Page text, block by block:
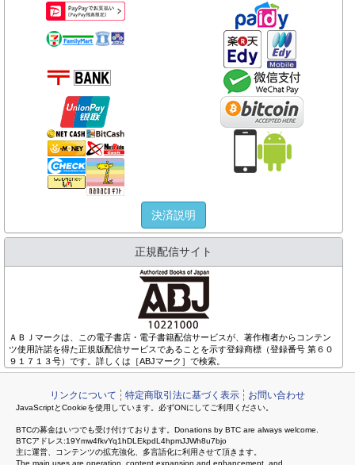
決済説明
正規配信サイト
ＡＢＪマークは、この電子書店・電子書籍配信サービスが、著作権者からコンテン
ツ使用許諾を得た正規版配信サービスであることを示す登録商標（登録番号 第６０
９１７１３号）です。詳しくは［ABJマーク］で検索。
リンクについて 特定商取引法に基づく表示 お問い合わせ
JavaScriptとCookieを使用しています。必ずONにしてご利用ください。
BTCの募金はいつでも受け付けております。Donations by BTC are always welcome.
BTCアドレス:19Ymw4fkvYq1hDLEkpdL4hpmJJWh8u7bjo
主に運営、コンテンツの拡充強化、多言語化に利用させて頂きます。
The main uses are operation, content expansion and enhancement, and